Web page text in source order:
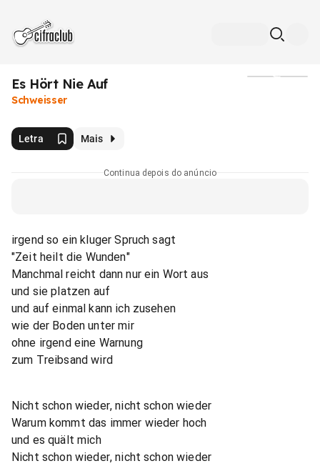
Es Hört Nie Auf
Schweisser
Letra Mais
Continua depois do anúncio
irgend so ein kluger Spruch sagt
"Zeit heilt die Wunden"
Manchmal reicht dann nur ein Wort aus
und sie platzen auf
und auf einmal kann ich zusehen
wie der Boden unter mir
ohne irgend eine Warnung
zum Treibsand wird
Nicht schon wieder, nicht schon wieder
Warum kommt das immer wieder hoch
und es quält mich
Nicht schon wieder, nicht schon wieder